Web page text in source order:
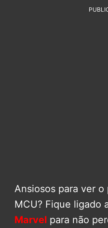
Ansiosos para ver o
MCU? Fique ligado
Marvel para não